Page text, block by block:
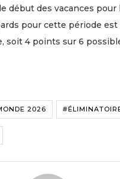
début des vacances pour
pour cette période est
soit 4 points sur 6
2026